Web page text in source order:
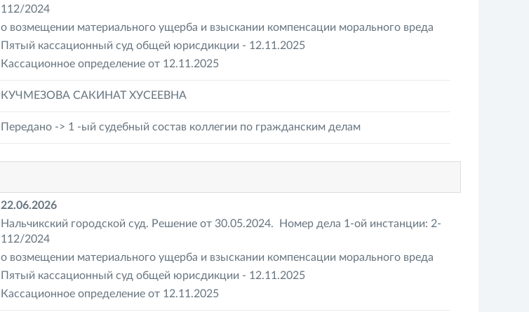
112/2024
о возмещении материального ущерба и взыскании компенсации морального вреда
Пятый кассационный суд общей юрисдикции - 12.11.2025
Кассационное определение от 12.11.2025
КУЧМЕЗОВА САКИНАТ ХУСЕЕВНА
Передано -> 1 -ый судебный состав коллегии по гражданским делам
22.06.2026
Нальчикский городской суд. Решение от 30.05.2024. Номер дела 1-ой инстанции: 2-
112/2024
о возмещении материального ущерба и взыскании компенсации морального вреда
Пятый кассационный суд общей юрисдикции - 12.11.2025
Кассационное определение от 12.11.2025